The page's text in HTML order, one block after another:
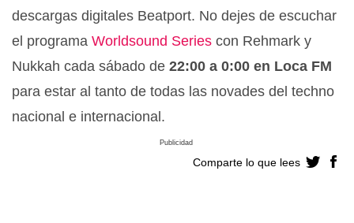
descargas digitales Beatport. No dejes de escuchar
el programa Worldsound Series con Rehmark y
Nukkah cada sábado de 22:00 a 0:00 en Loca FM
para estar al tanto de todas las novades del techno
nacional e internacional.
Comparte lo que lees
Publicidad